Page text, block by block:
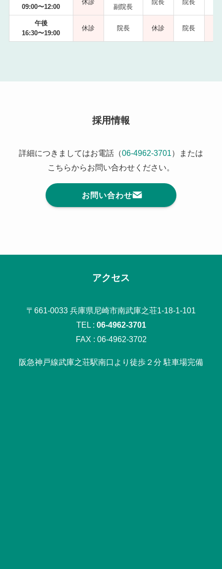
09:00〜12:00
休診
副院長
院長 院長
午後
16:30〜19:00
休診 院長 休診 院長
採用情報
詳細につきましてはお電話（06-4962-3701）または
こちらからお問い合わせください。
お問い合わせ
アクセス
〒661-0033 兵庫県尼崎市南武庫之荘1-18-1-101
TEL : 06-4962-3701
FAX : 06-4962-3702
阪急神戸線武庫之荘駅南口より徒歩２分 駐車場完備